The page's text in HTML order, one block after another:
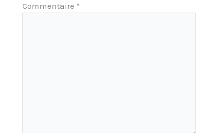
Commentaire *